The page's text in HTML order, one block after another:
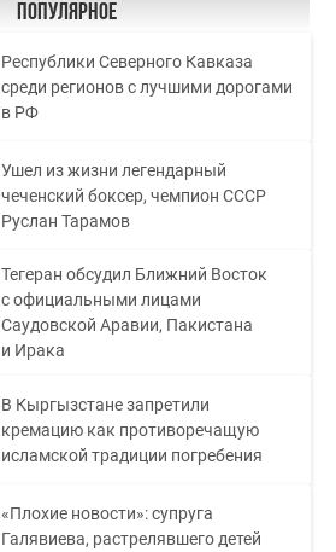
Популярное
Республики Северного Кавказа
среди регионов с лучшими дорогами
в РФ
Ушел из жизни легендарный
чеченский боксер, чемпион СССР
Руслан Тарамов
Тегеран обсудил Ближний Восток
с официальными лицами
Саудовской Аравии, Пакистана
и Ирака
В Кыргызстане запретили
кремацию как противоречащую
исламской традиции погребения
«Плохие новости»: супруга
Галявиева, растрелявшего детей